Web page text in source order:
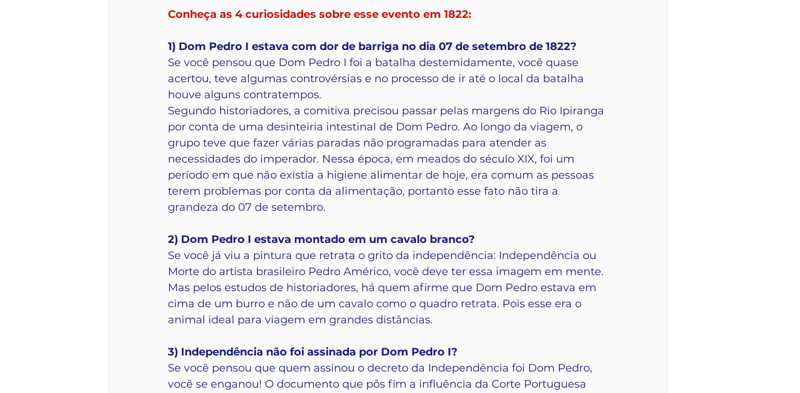
Conheça as 4 curiosidades sobre esse evento em 1822:
1) Dom Pedro I estava com dor de barriga no dia 07 de setembro de 1822?
Se você pensou que Dom Pedro I foi a batalha destemidamente, você quase
acertou, teve algumas controvérsias e no processo de ir até o local da batalha
houve alguns contratempos.
Segundo historiadores, a comitiva precisou passar pelas margens do Rio Ipiranga
por conta de uma desinteiria intestinal de Dom Pedro. Ao longo da viagem, o
grupo teve que fazer várias paradas não programadas para atender as
necessidades do imperador. Nessa época, em meados do século XIX, foi um
período em que não existia a higiene alimentar de hoje, era comum as pessoas
terem problemas por conta da alimentação, portanto esse fato não tira a
grandeza do 07 de setembro.
2) Dom Pedro I estava montado em um cavalo branco?
Se você já viu a pintura que retrata o grito da independência: Independência ou
Morte do artista brasileiro Pedro Américo, você deve ter essa imagem em mente.
Mas pelos estudos de historiadores, há quem afirme que Dom Pedro estava em
cima de um burro e não de um cavalo como o quadro retrata. Pois esse era o
animal ideal para viagem em grandes distâncias.
3) Independência não foi assinada por Dom Pedro I?
Se você pensou que quem assinou o decreto da Independência foi Dom Pedro,
você se enganou! O documento que pôs fim a influência da Corte Portuguesa